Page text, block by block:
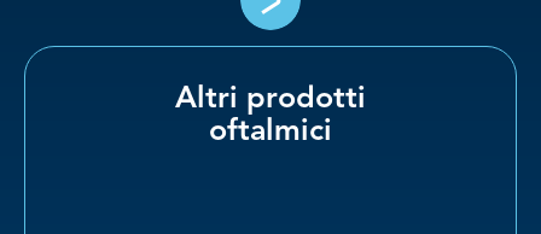
Altri prodotti
oftalmici